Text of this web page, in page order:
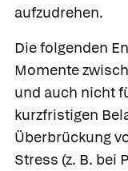
aufzudrehen.
Die folgenden
Momente
und auch nicht
kurzfristigen
Überbrückung
Stress (z. B. bei